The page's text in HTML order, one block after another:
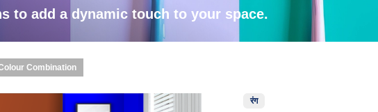
to add a dynamic touch to your space.
Combination
रंग